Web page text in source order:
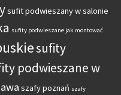
sufit podwieszany w salonie
sufity podwieszane jak montować
sufity
podwieszane w
szafy poznań szafy